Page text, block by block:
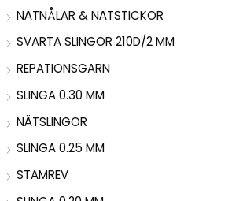
NÄTNÅLAR & NÄTSTICKOR
SVARTA SLINGOR 210D/2 MM
REPATIONSGARN
SLINGA 0.30 MM
NÄTSLINGOR
SLINGA 0.25 MM
STAMREV